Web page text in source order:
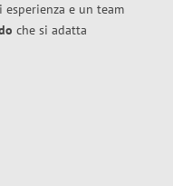
e un team
che si adatta